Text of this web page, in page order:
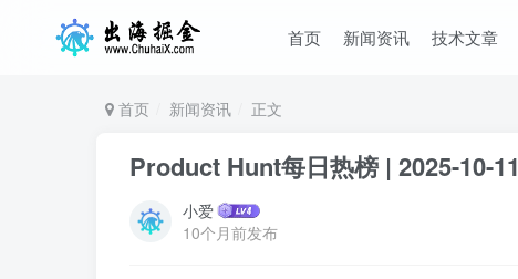
首页 新闻资讯 技术文章
首页 新闻资讯 正文
Product Hunt每日热榜 | 2025-10-11
小爱
10个月前发布